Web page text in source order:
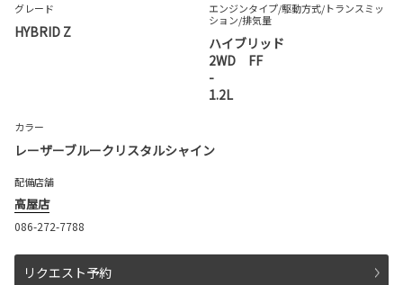
グレード
HYBRID Z
エンジンタイプ/駆動方式/トランスミッ
ション/排気量
ハイブリッド
2WD FF
-
1.2L
カラー
レーザーブルークリスタルシャイン
配備店舗
高屋店
086-272-7788
リクエスト予約